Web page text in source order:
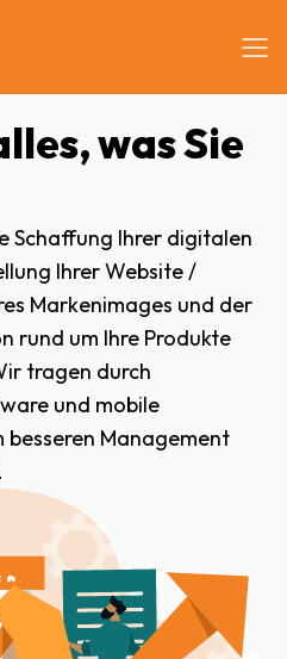
was Sie
Schaffung Ihrer digitalen
Ihrer Website /
Markenimages und der
rund um Ihre Produkte
tragen durch
und mobile
Management